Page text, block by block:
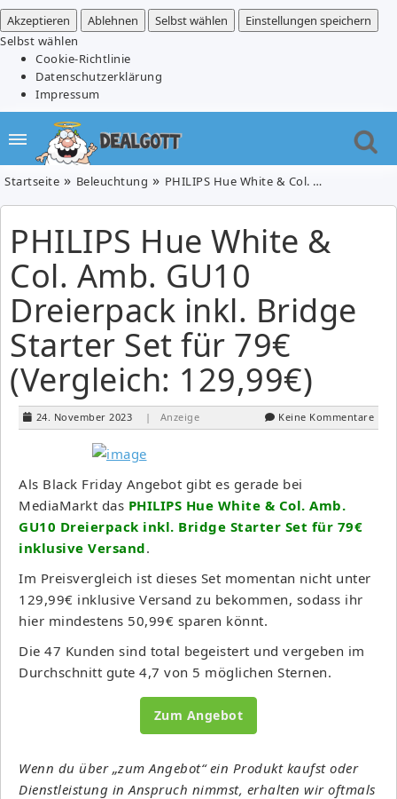
Akzeptieren
Ablehnen Selbst wählen
Einstellungen speichern
Selbst wählen
Cookie-Richtlinie
Datenschutzerklärung
Impressum
Startseite Beleuchtung PHILIPS Hue White & Col. Amb. GU10 Dreierpack inkl. Bridge Starter Set für 79€ (Vergleich: 129,99€)
PHILIPS Hue White &
Col. Amb. GU10
Dreierpack inkl. Bridge
Starter Set für 79€
(Vergleich: 129,99€)
24. November 2023 | Anzeige Keine Kommentare
Als Black Friday Angebot gibt es gerade bei
MediaMarkt das PHILIPS Hue White & Col. Amb.
GU10 Dreierpack inkl. Bridge Starter Set für 79€
inklusive Versand.
Im Preisvergleich ist dieses Set momentan nicht unter
129,99€ inklusive Versand zu bekommen, sodass ihr
hier mindestens 50,99€ sparen könnt.
Die 47 Kunden sind total begeistert und vergeben im
Durchschnitt gute 4,7 von 5 möglichen Sternen.
Zum Angebot
Wenn du über „zum Angebot“ ein Produkt kaufst oder
Dienstleistung in Anspruch nimmst, erhalten wir oftmals